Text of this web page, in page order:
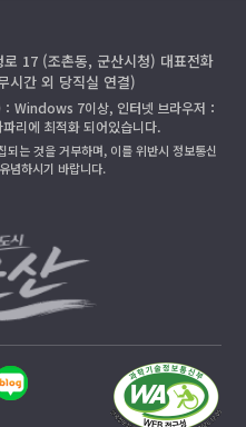
17 (조촌동, 군산시청) 대표전화
시간 외 당직실 연결)
Windows 7이상, 인터넷 브라우저：
리에 최적화 되어있습니다.
는 것을 거부하며, 이를 위반시 정보통신
념하시기 바랍니다.